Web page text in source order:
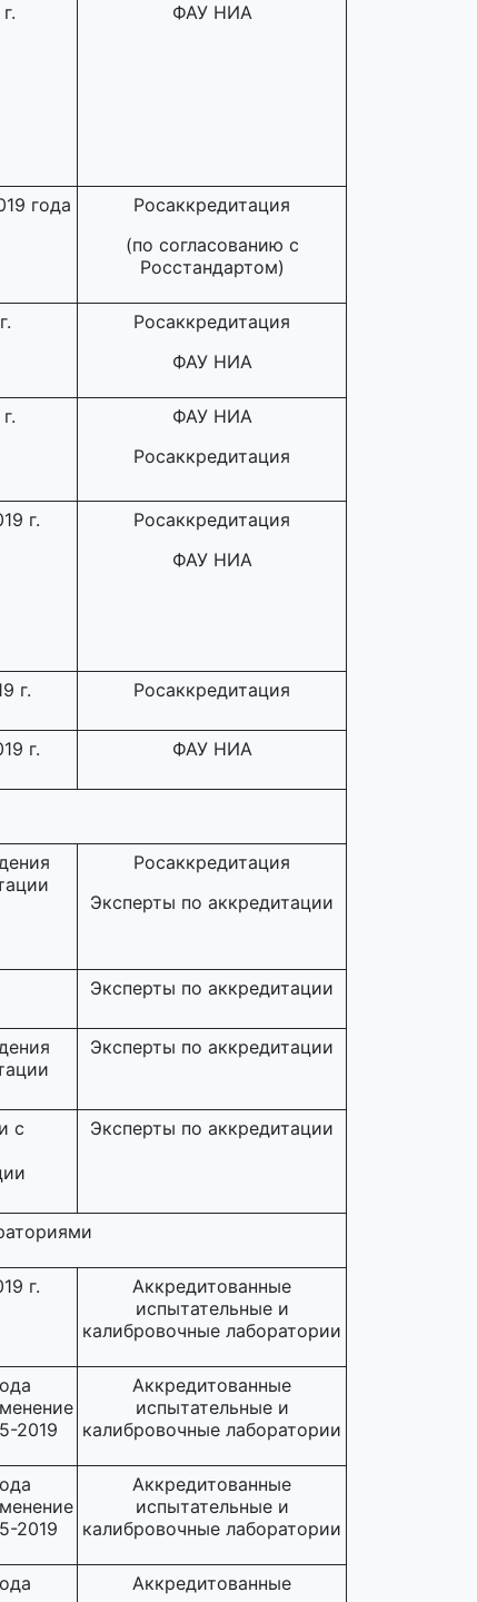
ФАУ НИА
года
Росаккредитация
(по согласованию с
Росстандартом)
Росаккредитация
ФАУ НИА
ФАУ НИА
Росаккредитация
г.
Росаккредитация
ФАУ НИА
г. Росаккредитация
г. ФАУ НИА
Росаккредитация
Эксперты по аккредитации
Эксперты по аккредитации
Эксперты по аккредитации
с
Эксперты по аккредитации
г.
Аккредитованные
испытательные и
калибровочные лаборатории
2019
Аккредитованные
испытательные и
калибровочные лаборатории
2019
Аккредитованные
испытательные и
калибровочные лаборатории
Аккредитованные